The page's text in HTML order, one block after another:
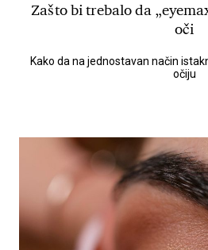
Zašto bi trebalo da
oči
Kako da na jednostavan način
očiju